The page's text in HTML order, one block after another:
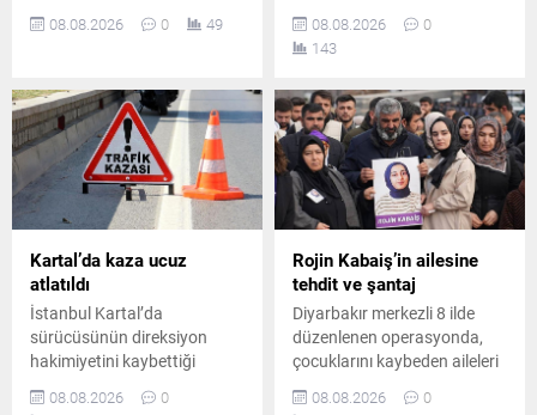
açıklamada teknik
yıllarda Türkiye Futbol
Federasyonu başkanı
olabileceğini de belirtti.
08.08.2026 0 49
görüşmek üzere toplandı.
Toplantıda iktidar ve
arasında usul ve içerik
tartışmaları yaşandı.
08.08.2026
0
143
Kartal’da kaza ucuz
atlatıldı
İstanbul Kartal’da
sürücüsünün direksiyon
hakimiyetini kaybettiği
otomobilin park halindeki üç
araca çarpmasıyla meydana
08.08.2026
0
Rojin Kabaiş’in ailesine
tehdit ve şantaj
Diyarbakır merkezli 8 ilde
düzenlenen operasyonda,
çocuklarını kaybeden aileleri
tehdit ve şantajla hedef
aldığı belirlenen 10 şüpheli
08.08.2026
0